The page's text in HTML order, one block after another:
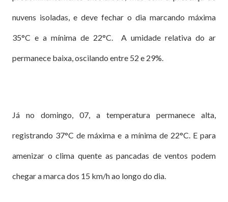
nuvens isoladas, e deve fechar o dia marcando máxima
35°C e a mínima de 22°C. A umidade relativa do ar
permanece baixa, oscilando entre 52 e 29%.
Já no domingo, 07, a temperatura permanece alta,
registrando 37°C de máxima e a mínima de 22°C. E para
amenizar o clima quente as pancadas de ventos podem
chegar a marca dos 15 km/h ao longo do dia.